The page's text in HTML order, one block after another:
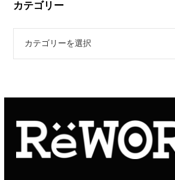
カテゴリー